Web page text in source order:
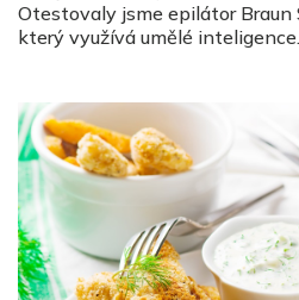
Otestovaly jsme epilátor Braun
který využívá umělé inteligence.